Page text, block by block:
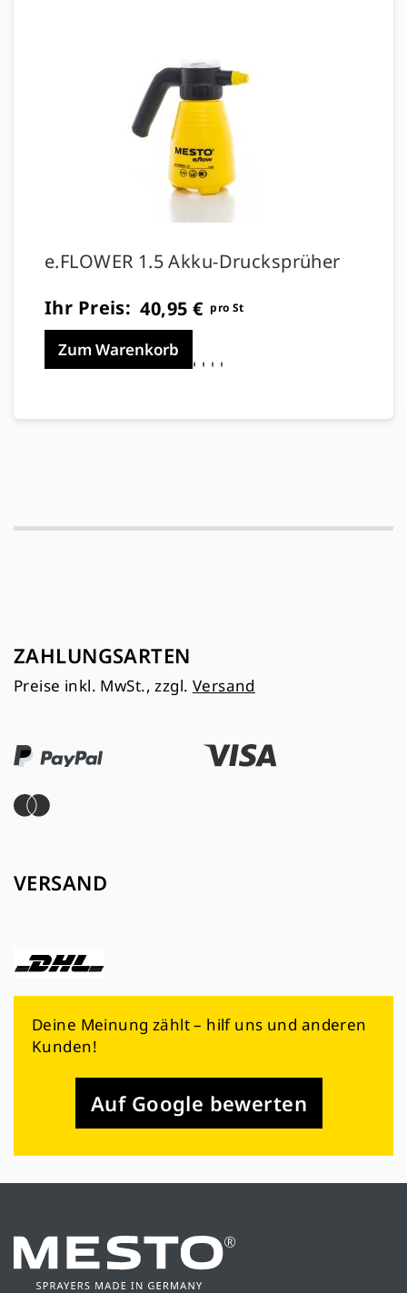
e.FLOWER 1.5 Akku-Drucksprüher
Ihr Preis: 40,95 € pro St
Zum Warenkorb
ZAHLUNGSARTEN
Preise inkl. MwSt., zzgl. Versand
VERSAND
Deine Meinung zählt – hilf uns und anderen
Kunden!
Auf Google bewerten